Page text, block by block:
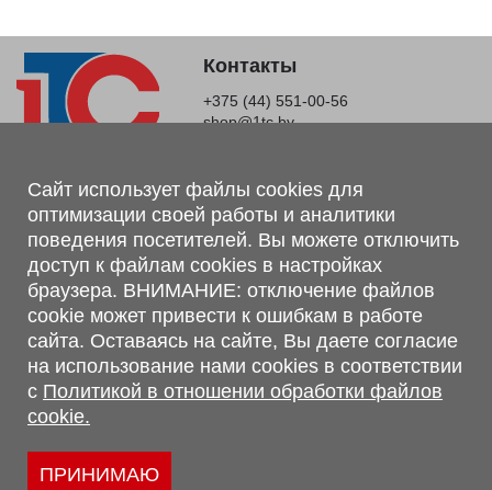
Контакты
+375 (44) 551-00-56
shop@1tc.by
Магазин, склад
г. Минск, Минский р-н, п. Привольный, ул. Мира, 20А,
223062
г. Брест, ул. Лейтенанта Рябцева, 108 В, 224701
Обращаем Ваше внимание, что вся предоставленная на сайте
информация, касающаяся комплектаций, технических
характеристик, цветовых сочетаний, а также стоимости и
сервисного обслуживания носит информационный характер и
не является публичной офертой, определяемой п.2 ст.407
Гражданского кодекса Республики Беларусь.
Политика обработки персональных данных
Политикой в отношении обработки файлов cookie.
Сайт использует файлы cookies для
оптимизации своей работы и аналитики
поведения посетителей. Вы можете отключить
доступ к файлам cookies в настройках
браузера. ВНИМАНИЕ: отключение файлов
cookie может привести к ошибкам в работе
сайта. Оставаясь на сайте, Вы даете согласие
на использование нами cookies в соответствии
с Политикой в отношении обработки файлов
cookie.
ПРИНИМАЮ